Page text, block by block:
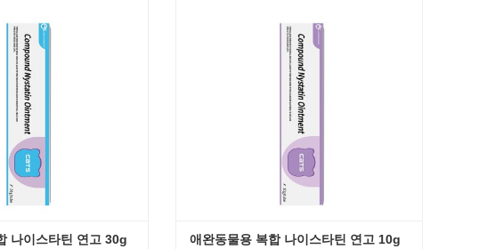
나이스타틴 연고 30g 애완동물용 복합 나이스타틴 연고 10g